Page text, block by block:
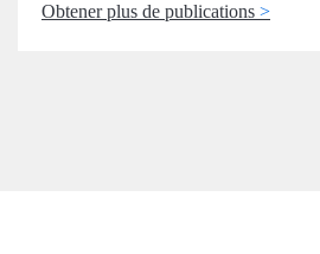
Obtener plus de publications